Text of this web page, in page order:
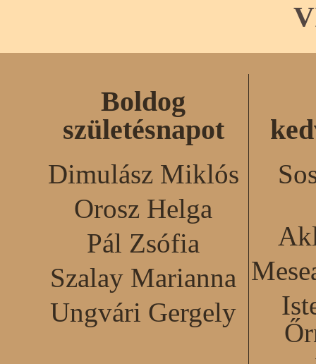
Boldog
születésnapot
Dimulász Miklós
Orosz Helga
Pál Zsófia
Szalay Marianna
Ungvári Gergely